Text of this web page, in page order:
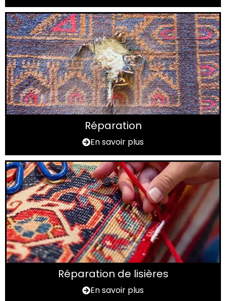
Réparation
En savoir plus
Réparation de lisières
En savoir plus